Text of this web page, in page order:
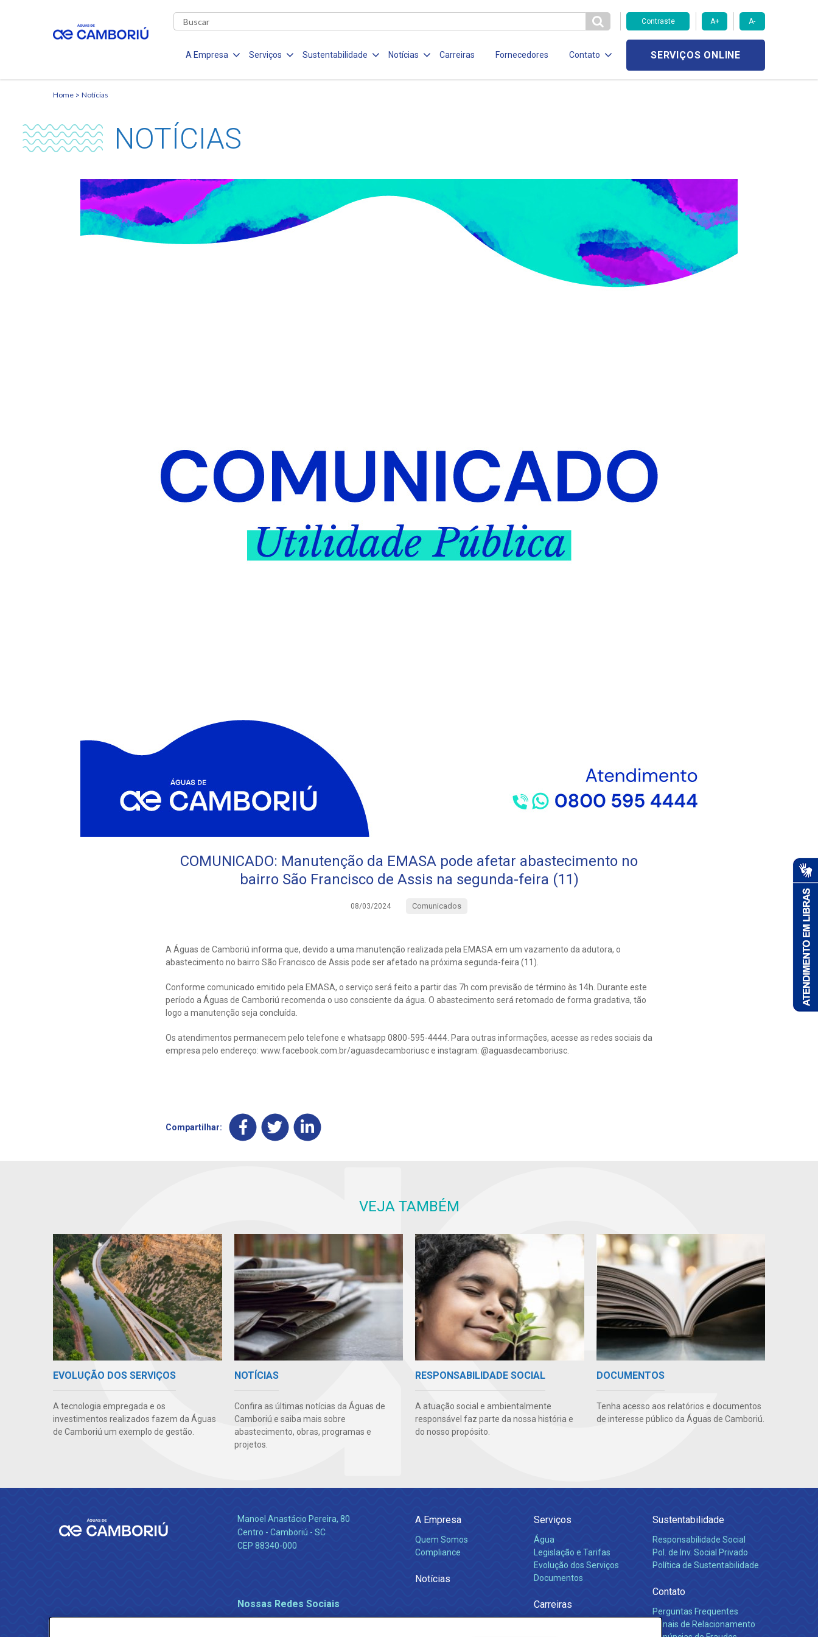
Contraste A+ A-
A Empresa Serviços Sustentabilidade Notícias Carreiras Fornecedores Contato SERVIÇOS ONLINE
Home Notícias
NOTÍCIAS
COMUNICADO: Manutenção da EMASA pode afetar abastecimento no
bairro São Francisco de Assis na segunda-feira (11)
08/03/2024 Comunicados
A Águas de Camboriú informa que, devido a uma manutenção realizada pela EMASA em um vazamento da adutora, o
abastecimento no bairro São Francisco de Assis pode ser afetado na próxima segunda-feira (11).
Conforme comunicado emitido pela EMASA, o serviço será feito a partir das 7h com previsão de término às 14h. Durante este
período a Águas de Camboriú recomenda o uso consciente da água. O abastecimento será retomado de forma gradativa, tão
logo a manutenção seja concluída.
Os atendimentos permanecem pelo telefone e whatsapp 0800-595-4444. Para outras informações, acesse as redes sociais da
empresa pelo endereço: www.facebook.com.br/aguasdecamboriusc e instagram: @aguasdecamboriusc.
Compartilhar:
VEJA TAMBÉM
EVOLUÇÃO DOS SERVIÇOS
A tecnologia empregada e os
investimentos realizados fazem da Águas
de Camboriú um exemplo de gestão.
NOTÍCIAS
Confira as últimas notícias da Águas de
Camboriú e saiba mais sobre
abastecimento, obras, programas e
projetos.
RESPONSABILIDADE SOCIAL
A atuação social e ambientalmente
responsável faz parte da nossa história e
do nosso propósito.
DOCUMENTOS
Tenha acesso aos relatórios e documentos
de interesse público da Águas de Camboriú.
Manoel Anastácio Pereira, 80
Centro - Camboriú - SC
CEP 88340-000
Nossas Redes Sociais
A Empresa
Quem Somos
Compliance
Notícias
Serviços
Água
Legislação e Tarifas
Evolução dos Serviços
Documentos
Carreiras
Sustentabilidade
Responsabilidade Social
Pol. de Inv. Social Privado
Política de Sustentabilidade
Contato
Perguntas Frequentes
Canais de Relacionamento